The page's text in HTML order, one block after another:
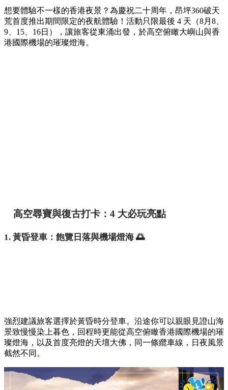
想要體驗不一樣的香港夜景？為慶祝二十周年，昂坪360破天
荒首度推出期間限定的夜航體驗！活動只限最後 4 天（8月8、
9、15、16日），讓旅客從東涌出發，於高空俯瞰大嶼山與香
港國際機場的璀璨燈海。
高空尋寶與復古打卡：4 大必玩亮點
1. 黃昏登車：飽覽日落與機場燈海 🌅
強烈建議旅客選擇於黃昏時分登車。沿途你可以親眼見證山海
景致慢慢染上暮色，回程時更能從高空俯瞰香港國際機場的璀
璨燈海，以及首度亮燈的天壇大佛，同一條纜車線，日夜風景
截然不同。